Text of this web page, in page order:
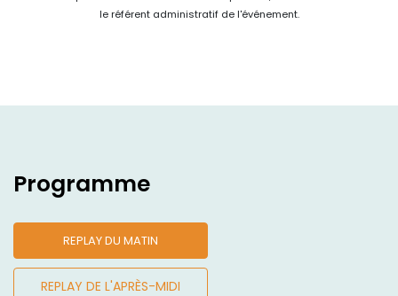
le référent administratif de l'événement.
Programme
REPLAY DU MATIN
REPLAY DE L'APRÈS-MIDI